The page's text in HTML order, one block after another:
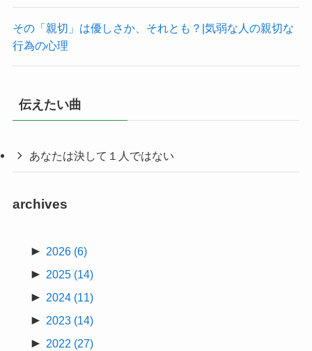
その「親切」は優しさか、それとも？|気弱な人の親切な
行為の心理
伝えたい曲
あなたは決して１人ではない
archives
► 2026 (6)
► 2025 (14)
► 2024 (11)
► 2023 (14)
► 2022 (27)